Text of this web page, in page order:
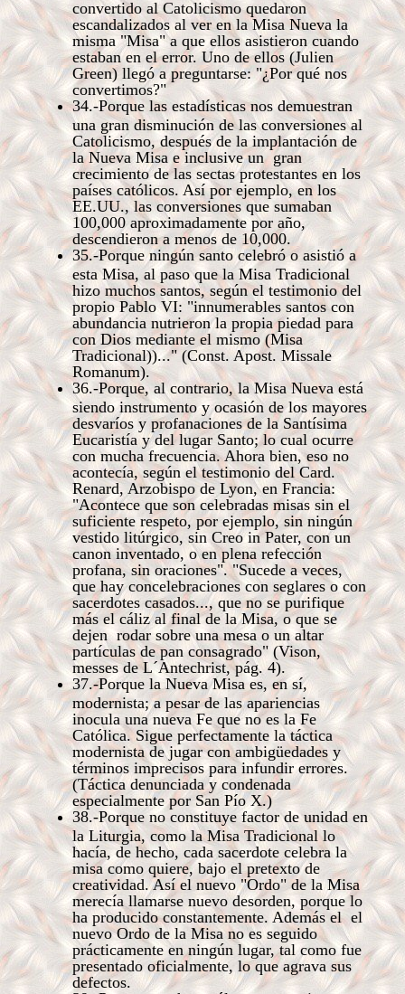
convertido al Catolicismo quedaron
escandalizados al ver en la Misa Nueva la
misma "Misa" a que ellos asistieron cuando
estaban en el error. Uno de ellos (Julien
Green) llegó a preguntarse: "¿Por qué nos
convertimos?"
34.-Porque las estadísticas nos demuestran
una gran disminución de las conversiones al
Catolicismo, después de la implantación de
la Nueva Misa e inclusive un gran
crecimiento de las sectas protestantes en los
países católicos. Así por ejemplo, en los
EE.UU., las conversiones que sumaban
100,000 aproximadamente por año,
descendieron a menos de 10,000.
35.-Porque ningún santo celebró o asistió a
esta Misa, al paso que la Misa Tradicional
hizo muchos santos, según el testimonio del
propio Pablo VI: "innumerables santos con
abundancia nutrieron la propia piedad para
con Dios mediante el mismo (Misa
Tradicional))..." (Const. Apost. Missale
Romanum).
36.-Porque, al contrario, la Misa Nueva está
siendo instrumento y ocasión de los mayores
desvaríos y profanaciones de la Santísima
Eucaristía y del lugar Santo; lo cual ocurre
con mucha frecuencia. Ahora bien, eso no
acontecía, según el testimonio del Card.
Renard, Arzobispo de Lyon, en Francia:
"Acontece que son celebradas misas sin el
suficiente respeto, por ejemplo, sin ningún
vestido litúrgico, sin Creo in Pater, con un
canon inventado, o en plena refección
profana, sin oraciones". "Sucede a veces,
que hay concelebraciones con seglares o con
sacerdotes casados..., que no se purifique
más el cáliz al final de la Misa, o que se
dejen rodar sobre una mesa o un altar
partículas de pan consagrado" (Vison,
messes de L´Antechrist, pág. 4).
37.-Porque la Nueva Misa es, en sí,
modernista; a pesar de las apariencias
inocula una nueva Fe que no es la Fe
Católica. Sigue perfectamente la táctica
modernista de jugar con ambigüedades y
términos imprecisos para infundir errores.
(Táctica denunciada y condenada
especialmente por San Pío X.)
38.-Porque no constituye factor de unidad en
la Liturgia, como la Misa Tradicional lo
hacía, de hecho, cada sacerdote celebra la
misa como quiere, bajo el pretexto de
creatividad. Así el nuevo "Ordo" de la Misa
merecía llamarse nuevo desorden, porque lo
ha producido constantemente. Además el el
nuevo Ordo de la Misa no es seguido
prácticamente en ningún lugar, tal como fue
presentado oficialmente, lo que agrava sus
defectos.